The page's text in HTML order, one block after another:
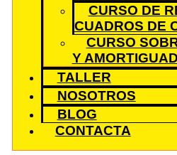
CURSO DE
CUADROS DE
CURSO
Y
TALLER
NOSOTROS
BLOG
CONTACTA